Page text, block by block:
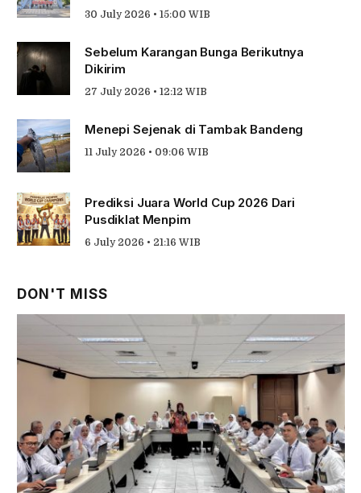
30 July 2026 • 15:00 WIB
Sebelum Karangan Bunga Berikutnya
Dikirim
27 July 2026 • 12:12 WIB
Menepi Sejenak di Tambak Bandeng
11 July 2026 • 09:06 WIB
Prediksi Juara World Cup 2026 Dari
Pusdiklat Menpim
6 July 2026 • 21:16 WIB
DON'T MISS